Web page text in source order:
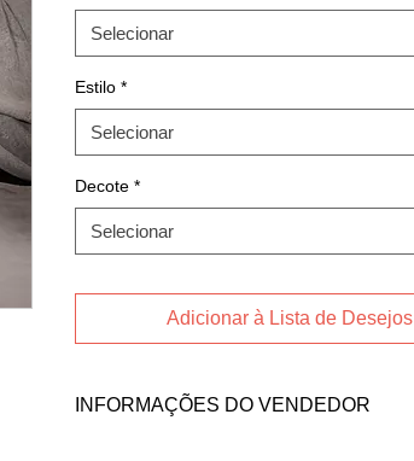
Selecionar
Estilo *
Selecionar
Decote *
Selecionar
Adicionar à Lista de Desejos
INFORMAÇÕES DO VENDEDOR